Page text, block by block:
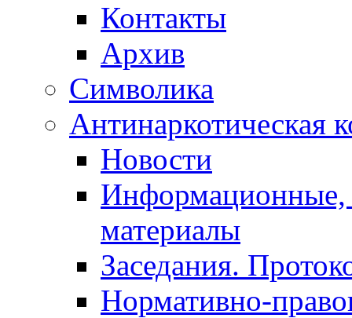
Контакты
Архив
Символика
Антинаркотическая
Новости
Информационные,
материалы
Заседания.
Нормативно-